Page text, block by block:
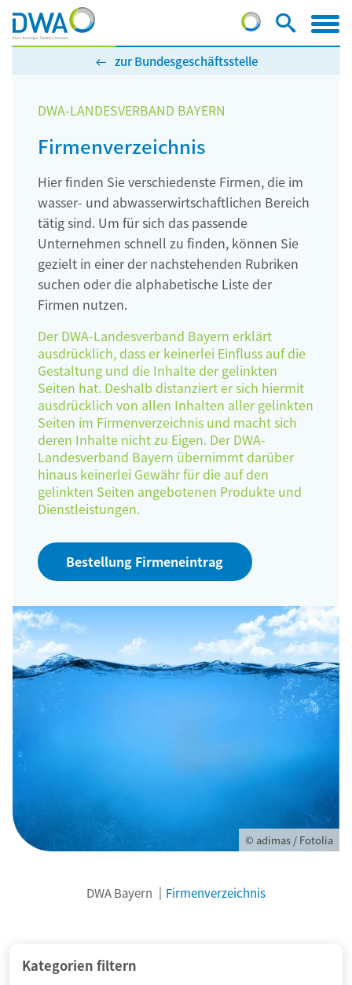
zur Bundesgeschäftsstelle
DWA-LANDESVERBAND BAYERN
Firmenverzeichnis
Hier finden Sie verschiedenste Firmen, die im
wasser- und abwasserwirtschaftlichen Bereich
tätig sind. Um für sich das passende
Unternehmen schnell zu finden, können Sie
gezielt in einer der nachstehenden Rubriken
suchen oder die alphabetische Liste der
Firmen nutzen.
Der DWA-Landesverband Bayern erklärt
ausdrücklich, dass er keinerlei Einfluss auf die
Gestaltung und die Inhalte der gelinkten
Seiten hat. Deshalb distanziert er sich hiermit
ausdrücklich von allen Inhalten aller gelinkten
Seiten im Firmenverzeichnis und macht sich
deren Inhalte nicht zu Eigen. Der DWA-
Landesverband Bayern übernimmt darüber
hinaus keinerlei Gewähr für die auf den
gelinkten Seiten angebotenen Produkte und
Dienstleistungen.
Bestellung Firmeneintrag
© adimas / Fotolia
DWA Bayern Firmenverzeichnis
Kategorien filtern